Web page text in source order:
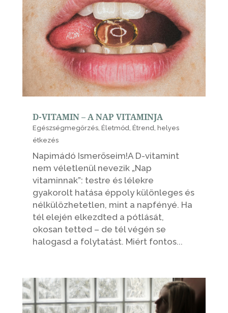
D-VITAMIN – A NAP VITAMINJA
Egészségmegőrzés, Életmód, Étrend, helyes
étkezés
Napimádó Ismerőseim!A D-vitamint
nem véletlenül nevezik „Nap
vitaminnak”: testre és lélekre
gyakorolt hatása éppoly különleges és
nélkülözhetetlen, mint a napfényé. Ha
tél elején elkezdted a pótlását,
okosan tetted – de tél végén se
halogasd a folytatást. Miért fontos...